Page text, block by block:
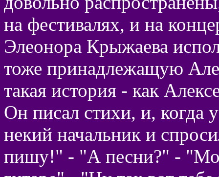
на фестивалях, и на
Элеонора Крыжаева
тоже принадлежащую
такая история - как
Он писал стихи, и,
некий начальник и
пишу!" - "А песни?" -